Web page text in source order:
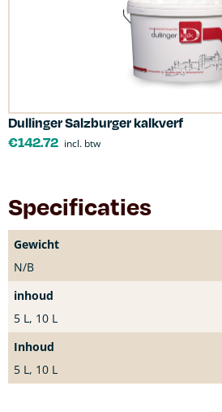
Dullinger Salzburger kalkverf
€142.72 incl. btw
Specificaties
Gewicht
N/B
inhoud
5 L, 10 L
Inhoud
5 L, 10 L